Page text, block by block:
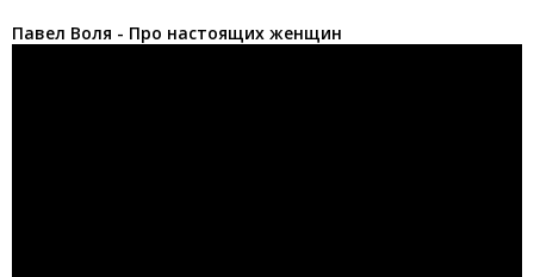
Павел Воля - Про настоящих женщин